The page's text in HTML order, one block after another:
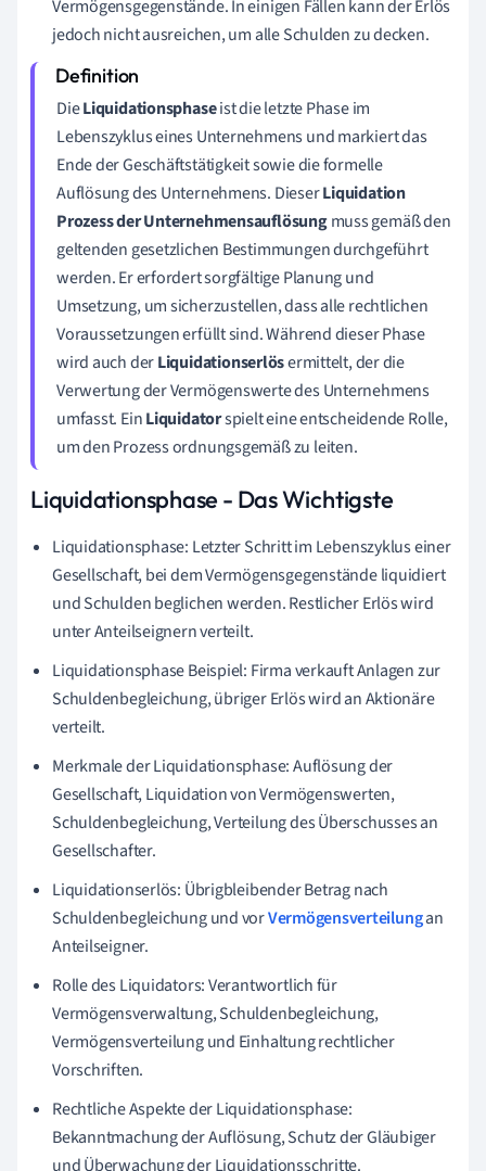
Vermögensgegenstände. In einigen Fällen kann der Erlös
jedoch nicht ausreichen, um alle Schulden zu decken.
DieLiquidationsphaseist die letzte Phase im
Lebenszyklus eines Unternehmens und markiert das
Ende der Geschäftstätigkeit sowie die formelle
Auflösung des Unternehmens. DieserLiquidation
Prozess der Unternehmensauflösungmuss gemäß den
geltenden gesetzlichen Bestimmungen durchgeführt
werden. Er erfordert sorgfältige Planung und
Umsetzung, um sicherzustellen, dass alle rechtlichen
Voraussetzungen erfüllt sind. Während dieser Phase
wird auch derLiquidationserlösermittelt, der die
Verwertung der Vermögenswerte des Unternehmens
umfasst. EinLiquidatorspielt eine entscheidende Rolle,
um den Prozess ordnungsgemäß zu leiten.
Liquidationsphase - Das Wichtigste
Liquidationsphase: Letzter Schritt im Lebenszyklus einer
Gesellschaft, bei dem Vermögensgegenstände liquidiert
und Schulden beglichen werden. Restlicher Erlös wird
unter Anteilseignern verteilt.
Liquidationsphase Beispiel: Firma verkauft Anlagen zur
Schuldenbegleichung, übriger Erlös wird an Aktionäre
verteilt.
Merkmale der Liquidationsphase: Auflösung der
Gesellschaft, Liquidation von Vermögenswerten,
Schuldenbegleichung, Verteilung des Überschusses an
Gesellschafter.
Liquidationserlös: Übrigbleibender Betrag nach
Schuldenbegleichung und vorVermögensverteilungan
Anteilseigner.
Rolle des Liquidators: Verantwortlich für
Vermögensverwaltung, Schuldenbegleichung,
Vermögensverteilung und Einhaltung rechtlicher
Vorschriften.
Rechtliche Aspekte der Liquidationsphase:
Bekanntmachung der Auflösung, Schutz der Gläubiger
und Überwachung der Liquidationsschritte.